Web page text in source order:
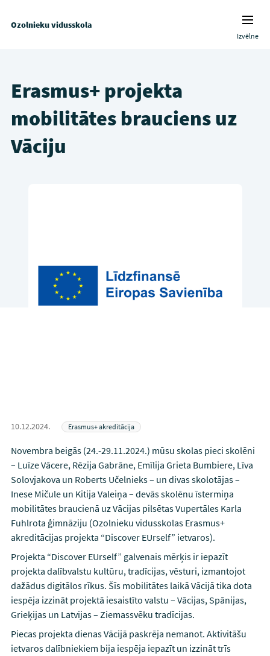
Ozolnieku vidusskola
Izvēlne
Erasmus+ projekta
mobilitātes brauciens uz
Vāciju
10.12.2024. Erasmus+ akreditācija
Novembra beigās (24.-29.11.2024.) mūsu skolas pieci skolēni
– Luīze Vācere, Rēzija Gabrāne, Emīlija Grieta Bumbiere, Līva
Solovjakova un Roberts Učelnieks – un divas skolotājas –
Inese Mičule un Kitija Valeiņa – devās skolēnu īstermiņa
mobilitātes braucienā uz Vācijas pilsētas Vupertāles Karla
Fuhlrota ģimnāziju (Ozolnieku vidusskolas Erasmus+
akreditācijas projekta “Discover EUrself” ietvaros).
Projekta “Discover EUrself” galvenais mērķis ir iepazīt
projekta dalībvalstu kultūru, tradīcijas, vēsturi, izmantojot
dažādus digitālos rīkus. Šīs mobilitātes laikā Vācijā tika dota
iespēja izzināt projektā iesaistīto valstu – Vācijas, Spānijas,
Grieķijas un Latvijas – Ziemassvēku tradīcijas.
Piecas projekta dienas Vācijā paskrēja nemanot. Aktivitāšu
ietvaros dalībniekiem bija iespēja iepazīt un izzināt trīs